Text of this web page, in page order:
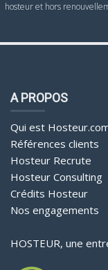
hosteur et hors
A PROPOS
Qui est
Références clients
Hosteur Recrute
Hosteur Consulting
Crédits Hosteur
Nos engagements
HOSTEUR, une